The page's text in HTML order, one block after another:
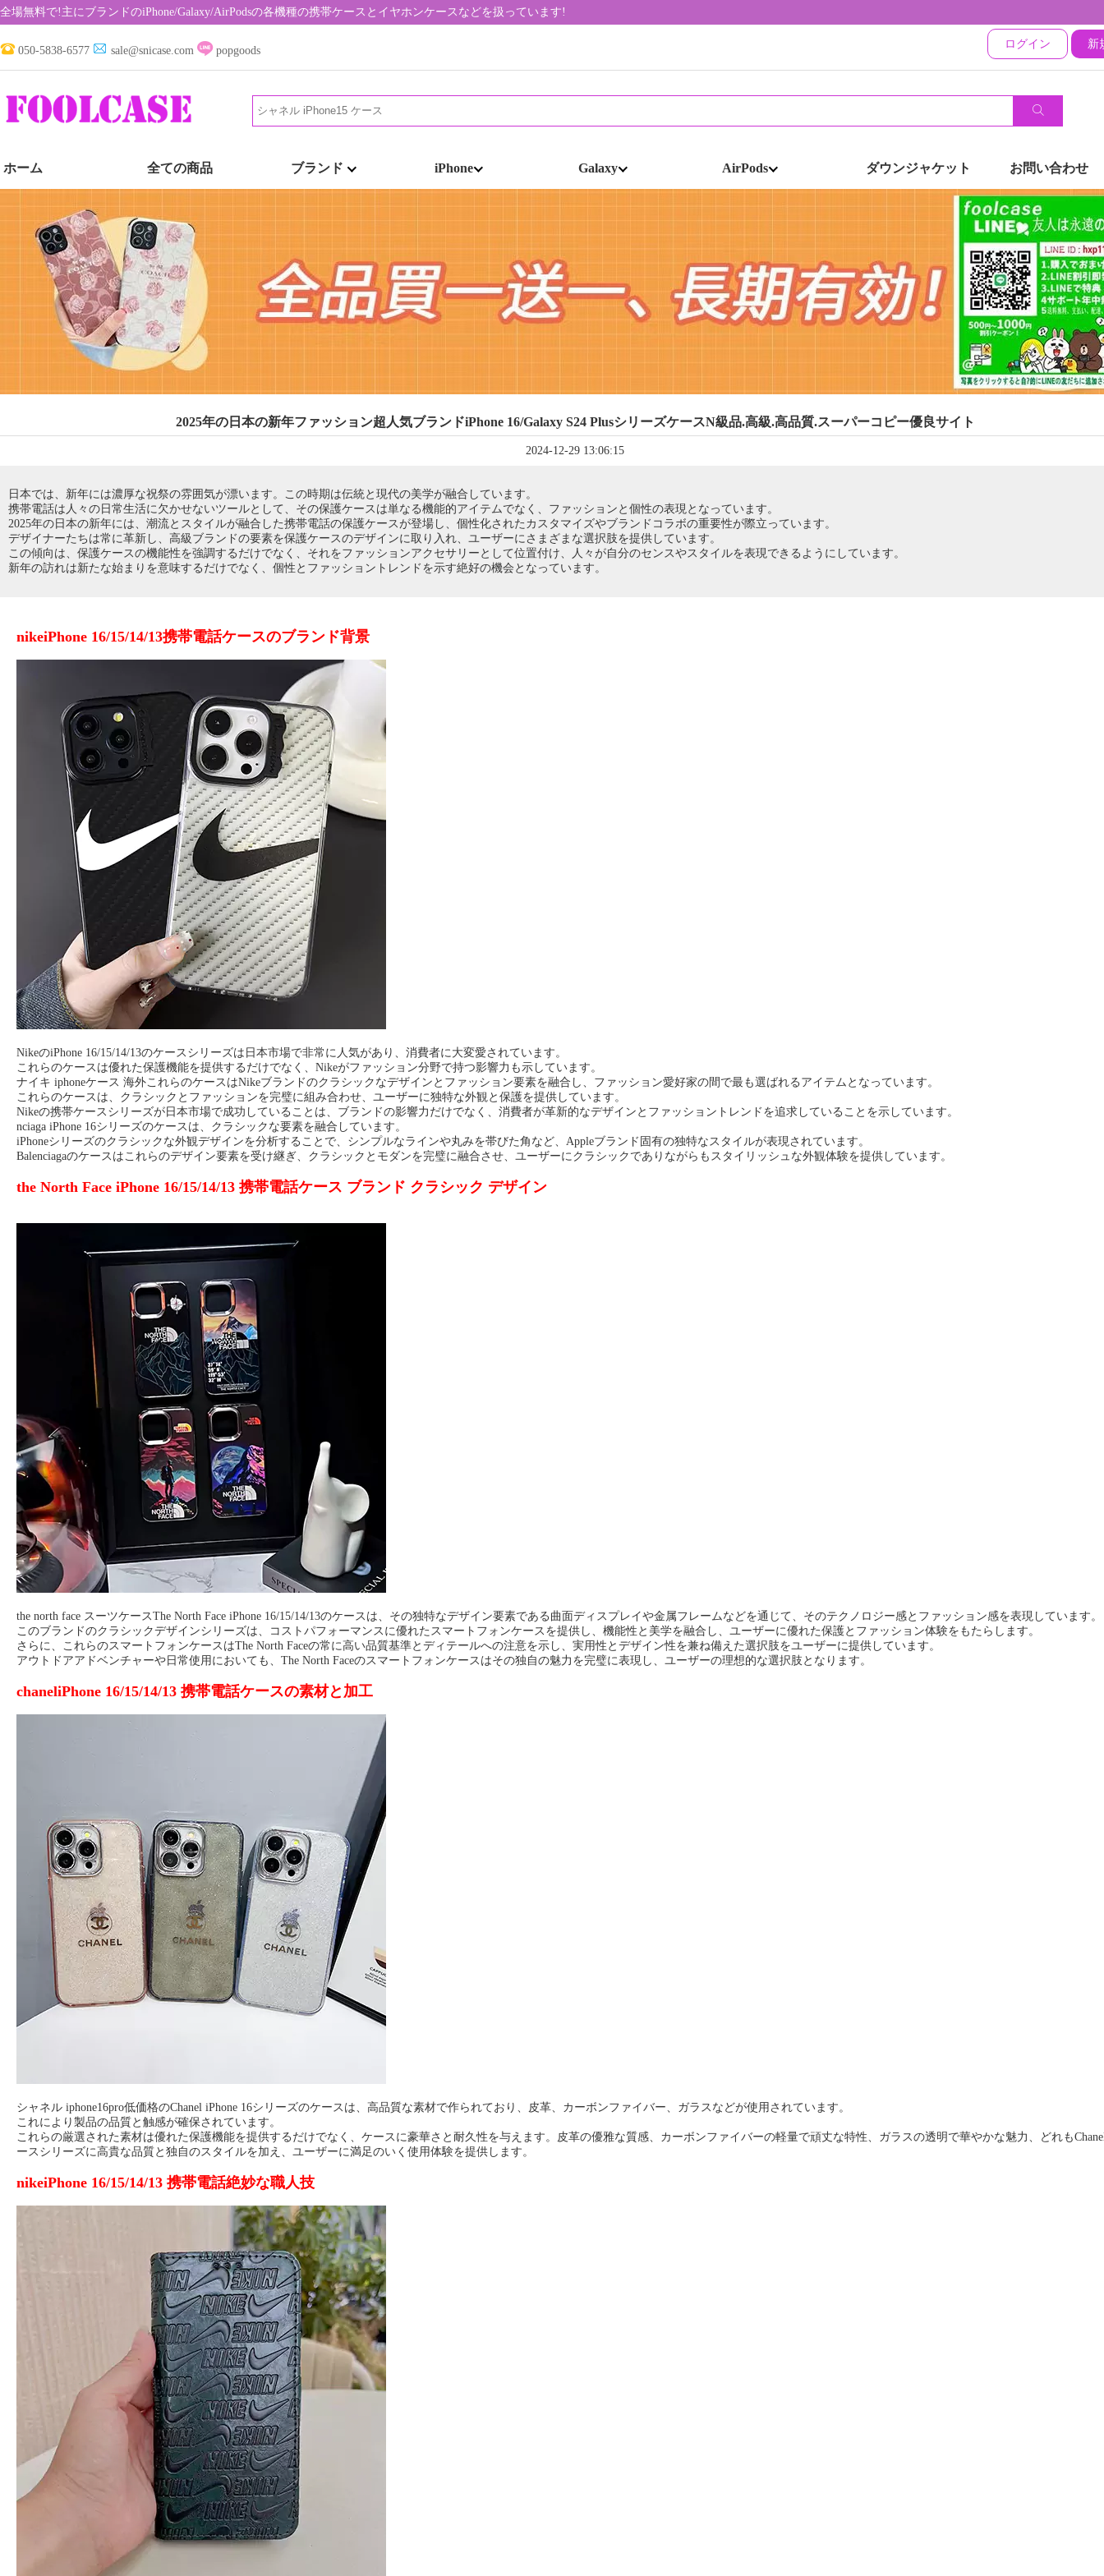
全場無料で!主にブランドのiPhone/Galaxy/AirPodsの各機種の携帯ケースとイヤホンケースなどを扱っています!
050-5838-6577 sale@snicase.com popgoods
ログイン 新
ホーム 全ての商品 ブランド iPhone Galaxy AirPods ダウンジャケット お問い合わせ
2025年の日本の新年ファッション超人気ブランドiPhone 16/Galaxy S24 PlusシリーズケースN級品.高級.高品質.スーパーコピー優良サイト
2024-12-29 13:06:15
日本では、新年には濃厚な祝祭の雰囲気が漂います。この時期は伝統と現代の美学が融合しています。
携帯電話は人々の日常生活に欠かせないツールとして、その保護ケースは単なる機能的アイテムでなく、ファッションと個性の表現となっています。
2025年の日本の新年には、潮流とスタイルが融合した携帯電話の保護ケースが登場し、個性化されたカスタマイズやブランドコラボの重要性が際立っています。
デザイナーたちは常に革新し、高級ブランドの要素を保護ケースのデザインに取り入れ、ユーザーにさまざまな選択肢を提供しています。
この傾向は、保護ケースの機能性を強調するだけでなく、それをファッションアクセサリーとして位置付け、人々が自分のセンスやスタイルを表現できるようにしています。
新年の訪れは新たな始まりを意味するだけでなく、個性とファッショントレンドを示す絶好の機会となっています。
nikeiPhone 16/15/14/13携帯電話ケースのブランド背景
NikeのiPhone 16/15/14/13のケースシリーズは日本市場で非常に人気があり、消費者に大変愛されています。
これらのケースは優れた保護機能を提供するだけでなく、Nikeがファッション分野で持つ影響力も示しています。
ナイキ iphoneケース 海外これらのケースはNikeブランドのクラシックなデザインとファッション要素を融合し、ファッション愛好家の間で最も選ばれるアイテムとなっています。
これらのケースは、クラシックとファッションを完璧に組み合わせ、ユーザーに独特な外観と保護を提供しています。
Nikeの携帯ケースシリーズが日本市場で成功していることは、ブランドの影響力だけでなく、消費者が革新的なデザインとファッショントレンドを追求していることを示しています。
nciaga iPhone 16シリーズのケースは、クラシックな要素を融合しています。
iPhoneシリーズのクラシックな外観デザインを分析することで、シンプルなラインや丸みを帯びた角など、Appleブランド固有の独特なスタイルが表現されています。
Balenciagaのケースはこれらのデザイン要素を受け継ぎ、クラシックとモダンを完璧に融合させ、ユーザーにクラシックでありながらもスタイリッシュな外観体験を提供しています。
the North Face iPhone 16/15/14/13 携帯電話ケース ブランド クラシック デザイン
the north face スーツケースThe North Face iPhone 16/15/14/13のケースは、その独特なデザイン要素である曲面ディスプレイや金属フレームなどを通じて、そのテクノロジー感とファッション感を表現しています。
このブランドのクラシックデザインシリーズは、コストパフォーマンスに優れたスマートフォンケースを提供し、機能性と美学を融合し、ユーザーに優れた保護とファッション体験をもたらします。
さらに、これらのスマートフォンケースはThe North Faceの常に高い品質基準とディテールへの注意を示し、実用性とデザイン性を兼ね備えた選択肢をユーザーに提供しています。
アウトドアアドベンチャーや日常使用においても、The North Faceのスマートフォンケースはその独自の魅力を完璧に表現し、ユーザーの理想的な選択肢となります。
chaneliPhone 16/15/14/13 携帯電話ケースの素材と加工
シャネル iphone16pro低価格のChanel iPhone 16シリーズのケースは、高品質な素材で作られており、皮革、カーボンファイバー、ガラスなどが使用されています。
これにより製品の品質と触感が確保されています。
これらの厳選された素材は優れた保護機能を提供するだけでなく、ケースに豪華さと耐久性を与えます。皮革の優雅な質感、カーボンファイバーの軽量で頑丈な特性、ガラスの透明で華やかな魅力、どれも
ースシリーズに高貴な品質と独自のスタイルを加え、ユーザーに満足のいく使用体験を提供します。
nikeiPhone 16/15/14/13 携帯電話絶妙な職人技